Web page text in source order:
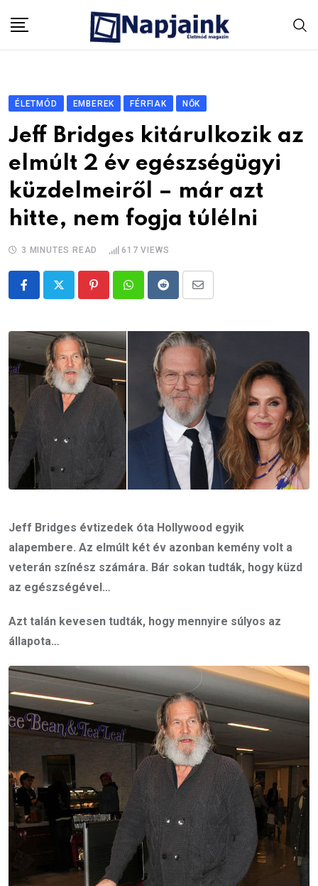
ÉLETMÓD EMBEREK FÉRFIAK NŐK
Jeff Bridges kitárulkozik az
elmúlt 2 év egészségügyi
küzdelmeiről – már azt
hitte, nem fogja túlélni
3 MINUTES READ 617 VIEWS
PinterestWhatsappRedditShare
Email
Jeff Bridges évtizedek óta Hollywood egyik
alapembere. Az elmúlt két év azonban kemény volt a
veterán színész számára. Bár sokan tudták, hogy küzd
az egészségével…
Azt talán kevesen tudták, hogy mennyire súlyos az
állapota…